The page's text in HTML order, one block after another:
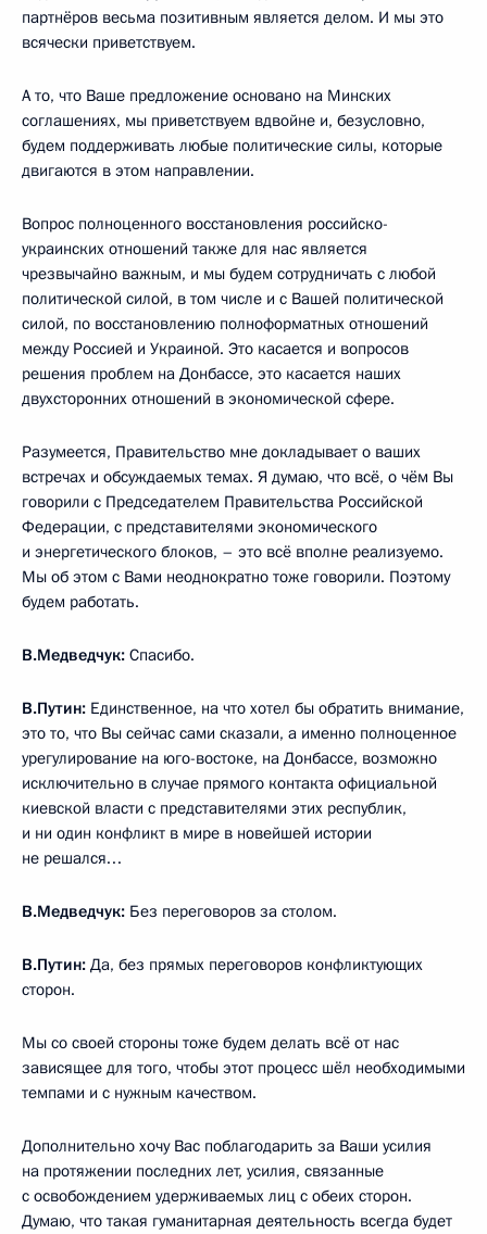
партнёров весьма позитивным является делом. И мы это
всячески приветствуем.
А то, что Ваше предложение основано на Минских
соглашениях, мы приветствуем вдвойне и, безусловно,
будем поддерживать любые политические силы, которые
двигаются в этом направлении.
Вопрос полноценного восстановления российско-
украинских отношений также для нас является
чрезвычайно важным, и мы будем сотрудничать с любой
политической силой, в том числе и с Вашей политической
силой, по восстановлению полноформатных отношений
между Россией и Украиной. Это касается и вопросов
решения проблем на Донбассе, это касается наших
двухсторонних отношений в экономической сфере.
Разумеется, Правительство мне докладывает о ваших
встречах и обсуждаемых темах. Я думаю, что всё, о чём Вы
говорили с Председателем Правительства Российской
Федерации, с представителями экономического
и энергетического блоков, – это всё вполне реализуемо.
Мы об этом с Вами неоднократно тоже говорили. Поэтому
будем работать.
В.Медведчук: Спасибо.
В.Путин: Единственное, на что хотел бы обратить внимание,
это то, что Вы сейчас сами сказали, а именно полноценное
урегулирование на юго-востоке, на Донбассе, возможно
исключительно в случае прямого контакта официальной
киевской власти с представителями этих республик,
и ни один конфликт в мире в новейшей истории
не решался…
В.Медведчук: Без переговоров за столом.
В.Путин: Да, без прямых переговоров конфликтующих
сторон.
Мы со своей стороны тоже будем делать всё от нас
зависящее для того, чтобы этот процесс шёл необходимыми
темпами и с нужным качеством.
Дополнительно хочу Вас поблагодарить за Ваши усилия
на протяжении последних лет, усилия, связанные
с освобождением удерживаемых лиц с обеих сторон.
Думаю, что такая гуманитарная деятельность всегда будет